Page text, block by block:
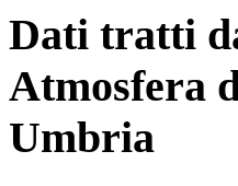
Dati tratti
Atmosfera
Umbria